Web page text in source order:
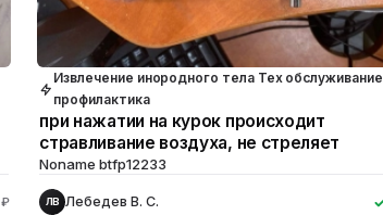
₽
Извлечение инородного тела Тех обслуживание
профилактика
при нажатии на курок происходит
стравливание воздуха, не стреляет
Noname btfp12233
ЛВ Лебедев В. С.